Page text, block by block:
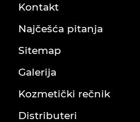
Kontakt
Najčešća pitanja
Sitemap
Galerija
Kozmetički rečnik
Distributeri